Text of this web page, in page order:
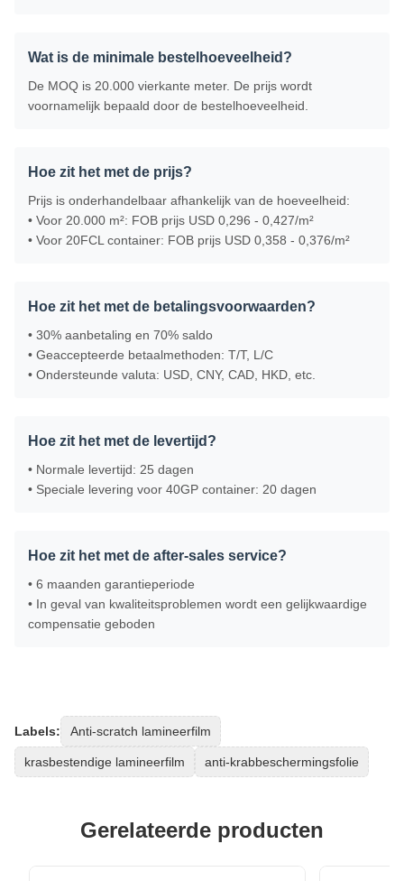
Wat is de minimale bestelhoeveelheid?
De MOQ is 20.000 vierkante meter. De prijs wordt
voornamelijk bepaald door de bestelhoeveelheid.
Hoe zit het met de prijs?
Prijs is onderhandelbaar afhankelijk van de hoeveelheid:
• Voor 20.000 m²: FOB prijs USD 0,296 - 0,427/m²
• Voor 20FCL container: FOB prijs USD 0,358 - 0,376/m²
Hoe zit het met de betalingsvoorwaarden?
• 30% aanbetaling en 70% saldo
• Geaccepteerde betaalmethoden: T/T, L/C
• Ondersteunde valuta: USD, CNY, CAD, HKD, etc.
Hoe zit het met de levertijd?
• Normale levertijd: 25 dagen
• Speciale levering voor 40GP container: 20 dagen
Hoe zit het met de after-sales service?
• 6 maanden garantieperiode
• In geval van kwaliteitsproblemen wordt een gelijkwaardige
compensatie geboden
Labels: Anti-scratch lamineerfilm
krasbestendige lamineerfilm anti-krabbeschermingsfolie
Gerelateerde producten